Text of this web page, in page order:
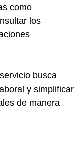
como
los
busca
y simplificar
de manera